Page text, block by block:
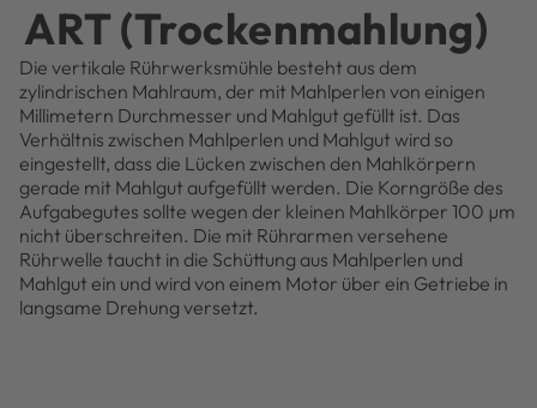
Übersprungen,
mit
einem
Klick
öffnen
sich
diese.
ART (Trockenmahlung)
Die vertikale Rührwerksmühle besteht aus dem
zylindrischen Mahlraum, der mit Mahlperlen von einigen
Millimetern Durchmesser und Mahlgut gefüllt ist. Das
Verhältnis zwischen Mahlperlen und Mahlgut wird so
eingestellt, dass die Lücken zwischen den Mahlkörpern
gerade mit Mahlgut aufgefüllt werden. Die Korngröße des
Aufgabegutes sollte wegen der kleinen Mahlkörper 100 µm
nicht überschreiten. Die mit Rührarmen versehene
Rührwelle taucht in die Schüttung aus Mahlperlen und
Mahlgut ein und wird von einem Motor über ein Getriebe in
langsame Drehung versetzt.